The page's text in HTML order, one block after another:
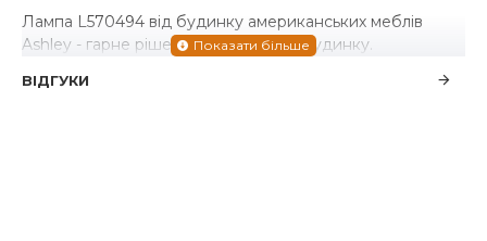
Лампа L570494 від будинку американських меблів
Ashley - гарне рішення для Вашого будинку.
ВІДГУКИ